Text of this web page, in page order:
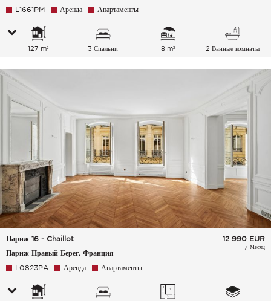
L1661PM Аренда Апартаменты
127 m² 3 Спальни 8 m² 2 Ванные комнаты
Париж 16 - Chaillot
Париж Правый Берег, Франция
12 990 EUR
/ Месяц
L0823PA Аренда Апартаменты